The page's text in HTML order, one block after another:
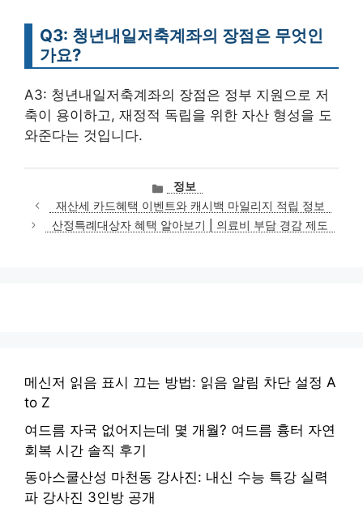
Q3: 청년내일저축계좌의 장점은 무엇인
가요?
A3: 청년내일저축계좌의 장점은 정부 지원으로 저
축이 용이하고, 재정적 독립을 위한 자산 형성을 도
와준다는 것입니다.
카
테
고
리
정보
재산세 카드혜택 이벤트와 캐시백 마일리지 적립 정보
산정특례대상자 혜택 알아보기 | 의료비 부담 경감 제도
메신저 읽음 표시 끄는 방법: 읽음 알림 차단 설정 A
to Z
여드름 자국 없어지는데 몇 개월? 여드름 흉터 자연
회복 시간 솔직 후기
동아스쿨산성 마천동 강사진: 내신 수능 특강 실력
파 강사진 3인방 공개